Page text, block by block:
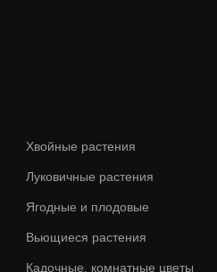
Хвойные растения
Луковичные растения
Ягодные и плодовые
Вьющиеся растения
Кадочные, комнатные цветы